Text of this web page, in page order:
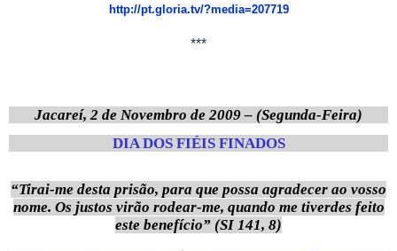
http://pt.gloria.tv/?media=207719
***
Jacareí, 2 de Novembro de 2009 – (Segunda-Feira)
DIA DOS FIÉIS FINADOS
“Tirai-me desta prisão, para que possa agradecer ao vosso
nome. Os justos virão rodear-me, quando me tiverdes feito
este benefício” (SI 141, 8)